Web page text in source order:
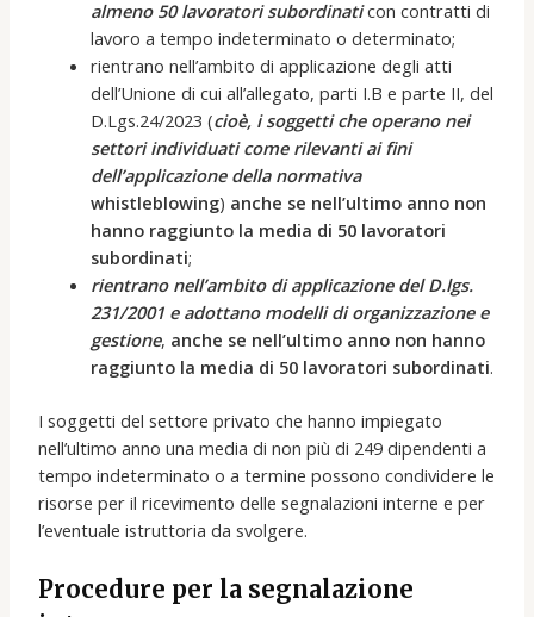
almeno 50 lavoratori subordinaticon contratti di
lavoro a tempo indeterminato o determinato;
rientrano nell’ambito di applicazione degli atti
dell’Unione di cui all’allegato, parti I.B e parte II, del
D.Lgs.24/2023 (cioè, i soggetti che operano nei
settori individuati come rilevanti ai fini
dell’applicazione della normativa
whistleblowing) anche se nell’ultimo anno non
hanno raggiunto la media di 50 lavoratori
subordinati;
rientrano nell’ambito di applicazione del D.lgs.
231/2001 e adottano modelli di organizzazione e
gestione, anche se nell’ultimo anno non hanno
raggiunto la media di 50 lavoratori subordinati.
I soggetti del settore privato che hanno impiegato
nell’ultimo anno una media di non più di 249 dipendenti a
tempo indeterminato o a termine possono condividere le
risorse per il ricevimento delle segnalazioni interne e per
l’eventuale istruttoria da svolgere.
Procedure per la segnalazione